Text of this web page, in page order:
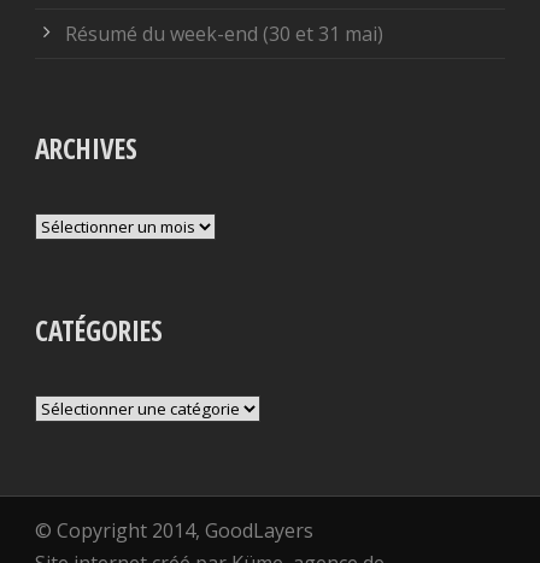
Résumé du week-end (30 et 31 mai)
ARCHIVES
Archives
CATÉGORIES
Catégories
© Copyright 2014, GoodLayers